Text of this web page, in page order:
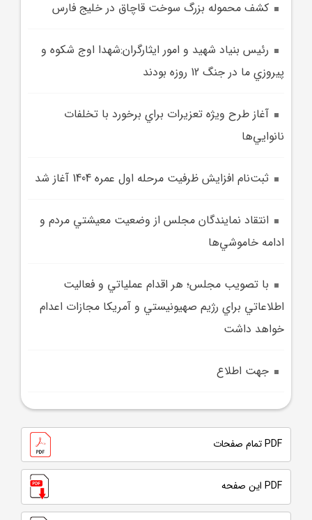
کشف محموله‌‌ بزرگ سوخت قاچاق در خليج فارس
رئيس بنياد شهيد و امور ايثارگران:شهدا اوج شکوه و
پيروزي ما در جنگ 12 روزه بودند
آغاز طرح ويژه تعزيرات براي برخورد با تخلفات
نانوايي‌ها
ثبت‌نام افزايش ظرفيت مرحله اول عمره 1404 آغاز شد
انتقاد نمايندگان مجلس از وضعيت معيشتي مردم و
ادامه خاموشي‌ها
با تصويب مجلس؛ هر اقدام عملياتي و فعاليت
اطلاعاتي براي رژيم صهيونيستي و آمريکا مجازات اعدام
خواهد داشت
جهت اطلاع
PDF تمام صفحات
PDF این صفحه